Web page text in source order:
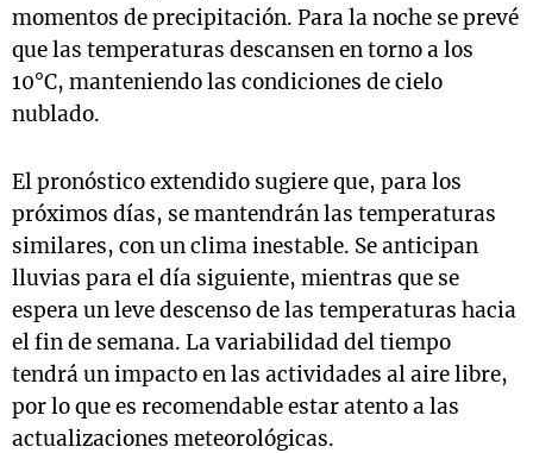
momentos de precipitación. Para la noche se prevé
que las temperaturas descansen en torno a los
10°C, manteniendo las condiciones de cielo
nublado.
El pronóstico extendido sugiere que, para los
próximos días, se mantendrán las temperaturas
similares, con un clima inestable. Se anticipan
lluvias para el día siguiente, mientras que se
espera un leve descenso de las temperaturas hacia
el fin de semana. La variabilidad del tiempo
tendrá un impacto en las actividades al aire libre,
por lo que es recomendable estar atento a las
actualizaciones meteorológicas.